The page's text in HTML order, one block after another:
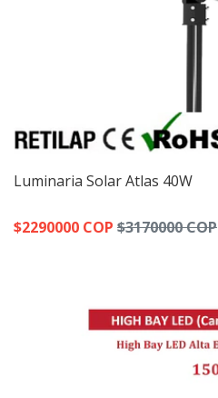
Luminaria Solar Atlas 40W
$2290000 COP $3170000 COP